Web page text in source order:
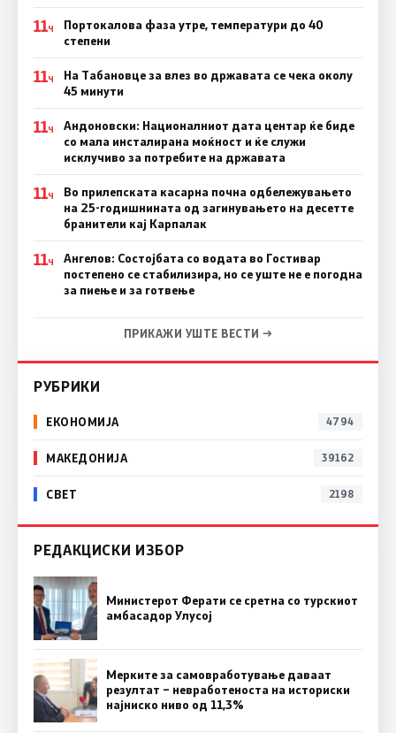
11Ч
Портокалова фаза утре, температури до 40
степени
11Ч
На Табановце за влез во државата се чека околу
45 минути
11Ч
Андоновски: Националниот дата центар ќе биде
со мала инсталирана моќност и ќе служи
исклучиво за потребите на државата
11Ч
Во прилепската касарна почна одбележувањето
на 25-годишнината од загинувањето на десетте
бранители кај Карпалак
11Ч
Ангелов: Состојбата со водата во Гостивар
постепено се стабилизира, но се уште не е погодна
за пиење и за готвење
ПРИКАЖИ УШТЕ ВЕСТИ →
РУБРИКИ
ЕКОНОМИЈА 4794
МАКЕДОНИЈА 39162
СВЕТ 2198
РЕДАКЦИСКИ ИЗБОР
Министерот Ферати се сретна со турскиот
амбасадор Улусој
Мерките за самовработување даваат
резултат – невработеноста на историски
најниско ниво од 11,3%